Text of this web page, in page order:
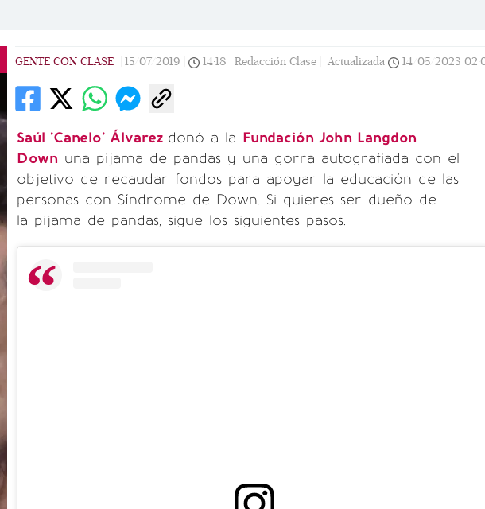
GENTE CON CLASE 15/07/2019 14:18 Redacción Clase | Actualizada 14/05/2023
Saúl 'Canelo' Álvarez donó a la Fundación John Langdon
Down una pijama de pandas y una gorra autografiada con el
objetivo de recaudar fondos para apoyar la educación de las
personas con Síndrome de Down. Si quieres ser dueño de
la pijama de pandas, sigue los siguientes pasos.